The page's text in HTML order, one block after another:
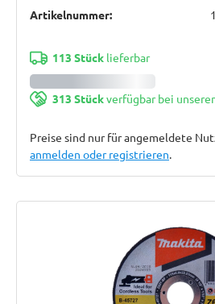
Artikelnummer:
113 Stücklieferbar
313 Stückverfügbar bei
Preise sind nur für angemeldete
anmelden oder registrieren.